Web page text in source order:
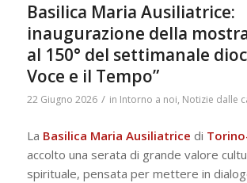
Basilica Maria Ausiliatrice:
inaugurazione della
al 150° del settimanale
Voce e il Tempo”
22 Giugno 2026 / in Intorno a noi, Notizie dalle
La Basilica Maria Ausiliatrice di
accolto una serata di grande valore
spirituale, pensata per mettere in